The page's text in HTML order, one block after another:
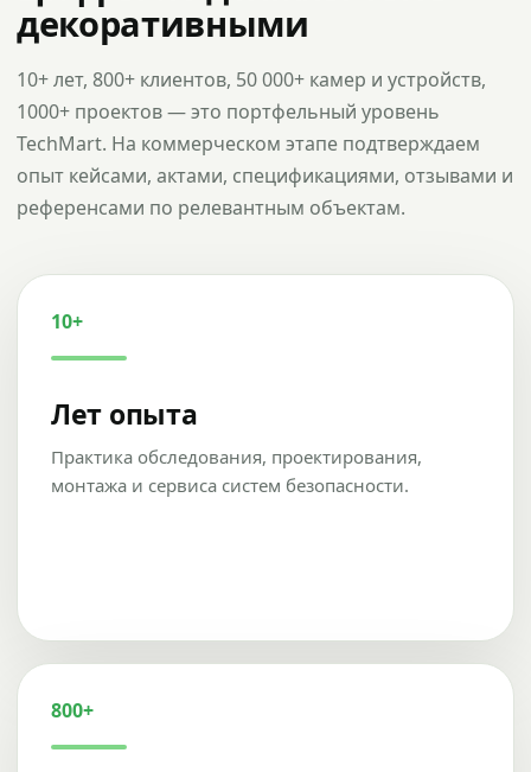
декоративными
10+ лет, 800+ клиентов, 50 000+ камер и устройств,
1000+ проектов — это портфельный уровень
TechMart. На коммерческом этапе подтверждаем
опыт кейсами, актами, спецификациями, отзывами и
референсами по релевантным объектам.
10+
Лет опыта
Практика обследования, проектирования,
монтажа и сервиса систем безопасности.
800+